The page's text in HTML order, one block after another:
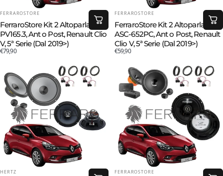
FORNITORE:
FERRAROSTORE
FerraroStore Kit 2 Altoparlanti,
PV165.3, Ant o Post, Renault Clio
V, 5ª Serie (Dal 2019>)
€79,90
FORNITORE:
FERRAROSTORE
FerraroStore Kit 2 Altoparlanti,
ASC-652PC, Ant o Post, Renault
Clio V, 5ª Serie (Dal 2019>)
€59,90
FORNITORE:
HERTZ FORNITORE:
FERRAROSTORE